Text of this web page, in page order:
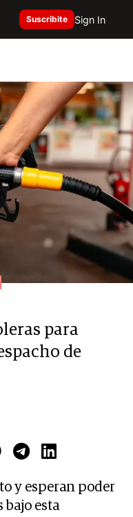
Suscribite Sign In
para
de
y esperan poder
bajo esta